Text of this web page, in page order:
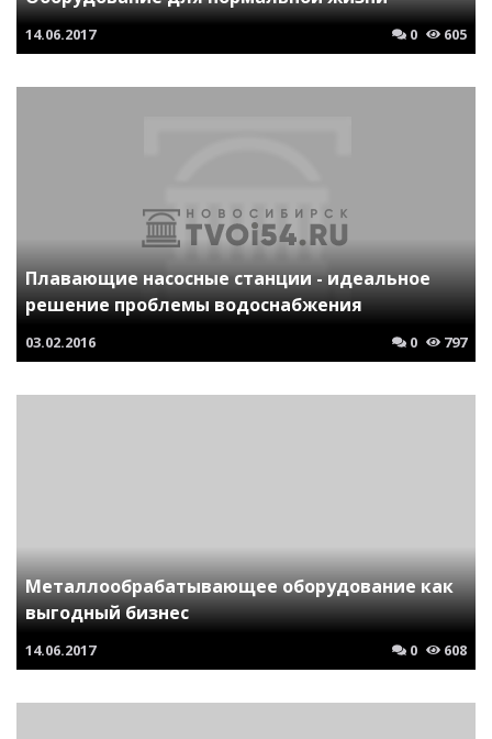
14.06.2017 0 605
Плавающие насосные станции - идеальное
решение проблемы водоснабжения
03.02.2016 0 797
Металлообрабатывающее оборудование как
выгодный бизнес
14.06.2017 0 608